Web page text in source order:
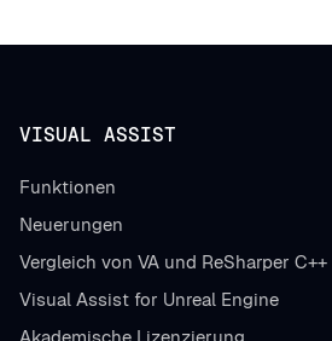
VISUAL ASSIST
Funktionen
Neuerungen
Vergleich von VA und ReSharper C++
Visual Assist for Unreal Engine